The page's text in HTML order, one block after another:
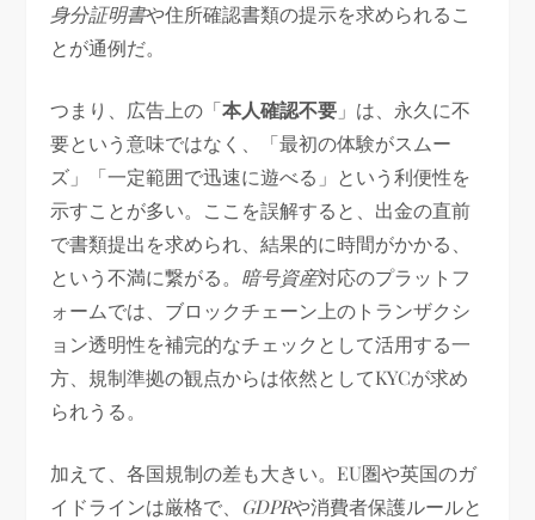
身分証明書や住所確認書類の提示を求められるこ
とが通例だ。
つまり、広告上の「本人確認不要 」は、永久に不
要という意味ではなく、「最初の体験がスムー
ズ」「一定範囲で迅速に遊べる」という利便性を
示すことが多い。ここを誤解すると、出金の直前
で書類提出を求められ、結果的に時間がかかる、
という不満に繋がる。 暗号資産対応のプラットフ
ォームでは、ブロックチェーン上のトランザクシ
ョン透明性を補完的なチェックとして活用する一
方、規制準拠の観点からは依然としてKYCが求め
られうる。
加えて、各国規制の差も大きい。EU圏や英国のガ
イドラインは厳格で、 GDPRや消費者保護ルールと